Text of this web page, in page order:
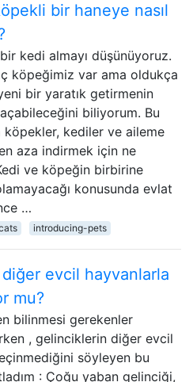
bir haneye nasıl
kedi almayı düşünüyoruz.
köpeğimiz var ama oldukça
bir yaratık getirmenin
biliyorum. Bu
köpekler, kediler ve aileme
aza indirmek için ne
ve köpeğin birbirine
konusunda evlat
…
introducing-pets
evcil hayvanlarla
mu?
bilinmesi gerekenler
, gelinciklerin diğer evcil
söyleyen bu
: Çoğu yaban gelinciği,